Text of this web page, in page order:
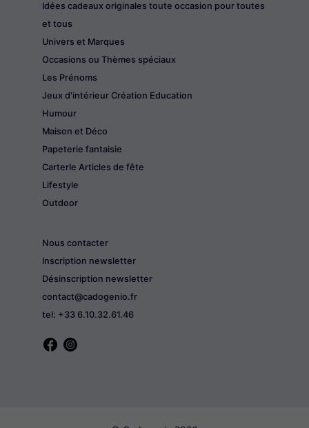
Idées cadeaux originales toute occasion pour toutes
et tous
Univers et Marques
Occasions ou Thèmes spéciaux
Les Prénoms
Jeux d'intérieur Création Education
Humour
Maison et Déco
Papeterie fantaisie
CarterIe Articles de fête
Lifestyle
Outdoor
Nous contacter
Inscription newsletter
Désinscription newsletter
contact@cadogenio.fr
tel: +33 6.10.32.61.46